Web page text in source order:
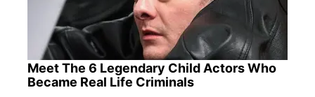
Meet The 6 Legendary Child Actors Who
Became Real Life Criminals